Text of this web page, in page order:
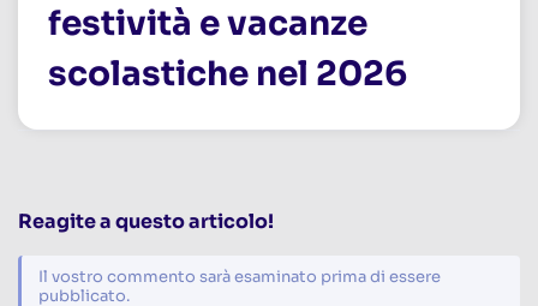
festività e vacanze
scolastiche nel 2026
Reagite a questo articolo!
Il vostro commento sarà esaminato prima di essere
pubblicato.